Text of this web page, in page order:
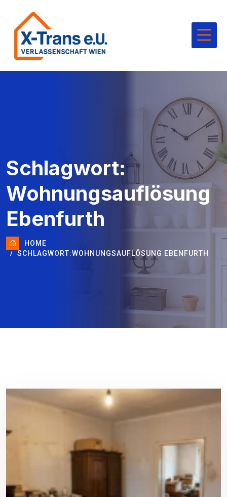
Schlagwort:
Wohnungsauflösung
Ebenfurth
HOME
SCHLAGWORT:WOHNUNGSAUFLÖSUNG EBENFURTH